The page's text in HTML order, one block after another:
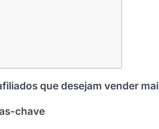
que desejam vender
chave